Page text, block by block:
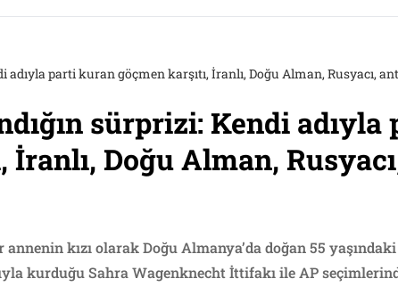
adıyla parti kuran göçmen karşıtı, İranlı, Doğu Alman, Rusyacı,
sürprizi: Kendi
İranlı, Doğu Alman,
kızı olarak Doğu Almanya’da doğan 55
kurduğu Sahra Wagenknecht İttifakı ile AP